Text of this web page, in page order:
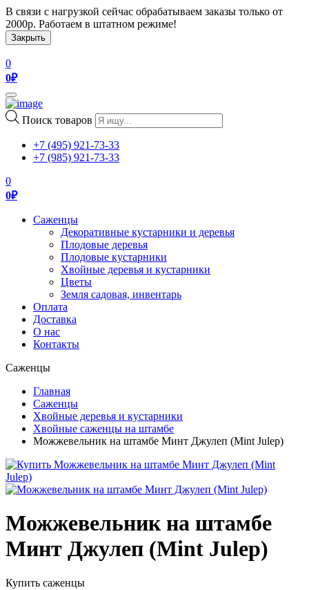
В связи с нагрузкой сейчас обрабатываем заказы только от
2000р. Работаем в штатном режиме!
Закрыть
0
0₽
Toggle
navigation
Поиск товаров
+7 (495) 921-73-33
+7 (985) 921-73-33
0
0₽
Саженцы
Декоративные кустарники и деревья
Плодовые деревья
Плодовые кустарники
Хвойные деревья и кустарники
Цветы
Земля садовая, инвентарь
Оплата
Доставка
О нас
Контакты
Саженцы
Главная
Саженцы
Хвойные деревья и кустарники
Хвойные саженцы на штамбе
Можжевельник на штамбе Минт Джулеп (Mint Julep)
Можжевельник на штамбе
Минт Джулеп (Mint Julep)
Купить саженцы